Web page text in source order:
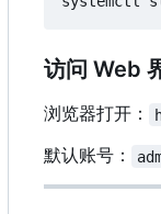
访问 Web
浏览器打开：
默认账号：